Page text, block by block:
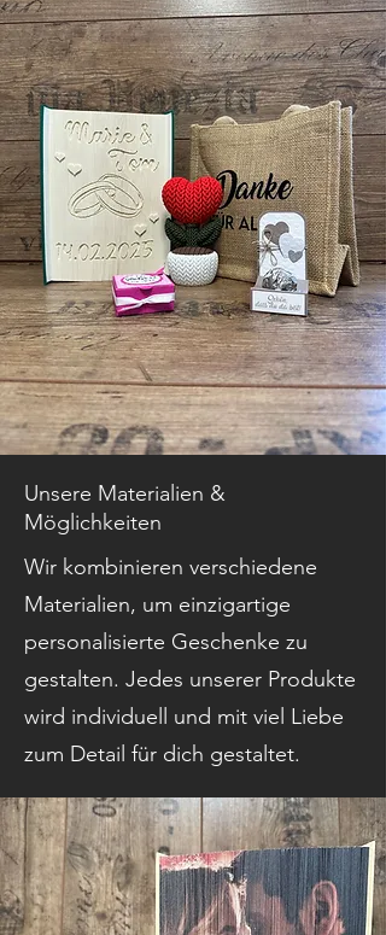
Unsere Materialien &
Möglichkeiten
Wir kombinieren verschiedene
Materialien, um einzigartige
personalisierte Geschenke zu
gestalten. Jedes unserer Produkte
wird individuell und mit viel Liebe
zum Detail für dich gestaltet.